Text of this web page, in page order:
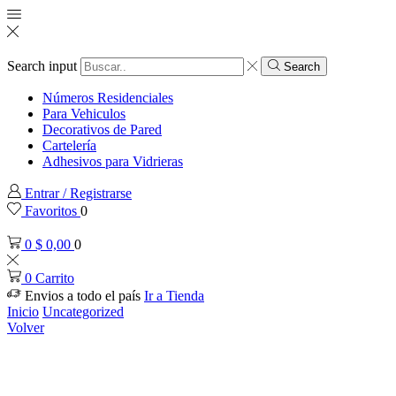
Search input Search
Números Residenciales
Para Vehiculos
Decorativos de Pared
Cartelería
Adhesivos para Vidrieras
Entrar / Registrarse
Favoritos 0
0 $ 0,00 0
0 Carrito
Envios a todo el país Ir a Tienda
Inicio Uncategorized
Volver